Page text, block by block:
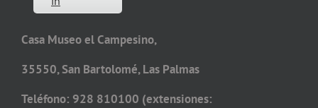
Casa Museo el Campesino,
35550, San Bartolomé, Las Palmas
Teléfono: 928 810100 (extensiones: